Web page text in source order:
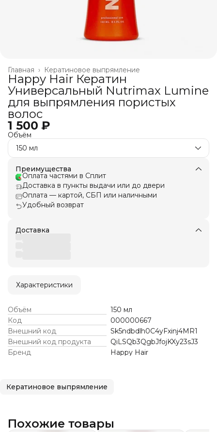
Кератиновое выпрямление
Главная ›
Happy Hair Кератин
Универсальный Nutrimax Lumine
для выпрямления пористых
волос
1 500 ₽
Объём
150 мл
Преимущества
Оплата частями в Сплит
Доставка в пункты выдачи или до двери
Оплата — картой, СБП или наличными
Удобный возврат
Доставка
Характеристики
Объём
150 мл
Код
000000667
Внешний код
Sk5ndbdlh0C4yFxinj4MR1
Внешний код продукта
QiLSQb3QgbJfojKXy23sJ3
Бренд
Happy Hair
Кератиновое выпрямление
Похожие товары